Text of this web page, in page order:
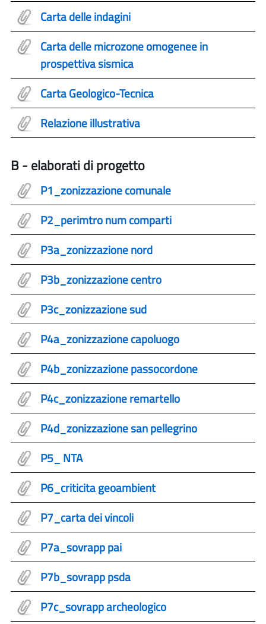
Carta delle indagini
Carta delle microzone omogenee in
prospettiva sismica
Carta Geologico-Tecnica
Relazione illustrativa
B - elaborati di progetto
P1_zonizzazione comunale
P2_perimtro num comparti
P3a_zonizzazione nord
P3b_zonizzazione centro
P3c_zonizzazione sud
P4a_zonizzazione capoluogo
P4b_zonizzazione passocordone
P4c_zonizzazione remartello
P4d_zonizzazione san pellegrino
P5_ NTA
P6_criticita geoambient
P7_carta dei vincoli
P7a_sovrapp pai
P7b_sovrapp psda
P7c_sovrapp archeologico